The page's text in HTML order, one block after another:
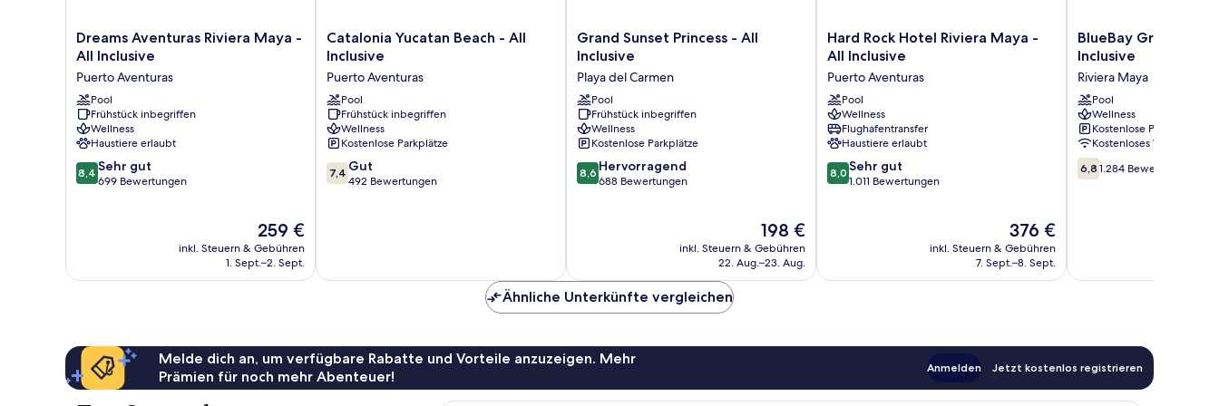
Dreams
Aventuras
Maya
-
All
Inclusive
Puerto
Aventuras
Dreams Aventuras Riviera Maya -
All Inclusive
Puerto Aventuras
Pool
Frühstück inbegriffen
Wellness
Haustiere erlaubt
8.4
von
8,4 Sehr gut
699 Bewertungen
Der
Preis
beträgt
259 €
inkl. Steuern & Gebühren
1. Sept.–2. Sept.
Catalonia
Yucatan
-
All
Inclusive
Puerto
Aventuras
Catalonia Yucatan Beach - All
Inclusive
Puerto Aventuras
Pool
Frühstück inbegriffen
Wellness
Kostenlose Parkplätze
7.4
von
7,4 Gut
492 Bewertungen
Grand
Sunset
-
All
Inclusive
Playa
del
Carmen
Grand Sunset Princess - All
Inclusive
Playa del Carmen
Pool
Frühstück inbegriffen
Wellness
Kostenlose Parkplätze
8.6
von
8,6 Hervorragend
688 Bewertungen
Der
Preis
beträgt
198 €
inkl. Steuern & Gebühren
22. Aug.–23. Aug.
Hard
Rock
Riviera
Maya
-
All
Inclusive
Puerto
Aventuras
Hard Rock Hotel Riviera Maya -
All Inclusive
Puerto Aventuras
Pool
Wellness
Flughafentransfer
Haustiere erlaubt
8.0
von
8,0 Sehr gut
1.011 Bewertungen
Der
Preis
beträgt
376 €
inkl. Steuern & Gebühren
7. Sept.–8. Sept.
BlueBay
Grand
All
Inclusive
Riviera
Maya
BlueBay Grand
Inclusive
Riviera Maya
Pool
Wellness
Kostenlose Parkplätze
Kostenloses WLAN
6.8
von
6,8 1.284 Bewertungen
Ähnliche Unterkünfte vergleichen
Melde dich an, um verfügbare Rabatte und Vorteile anzuzeigen. Mehr
Prämien für noch mehr Abenteuer!
Anmelden Jetzt kostenlos registrieren